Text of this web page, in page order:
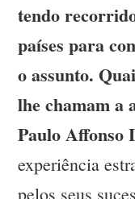
tendo
países para
o assunto.
lhe chamam a
Paulo Affonso
experiência
pelos seus